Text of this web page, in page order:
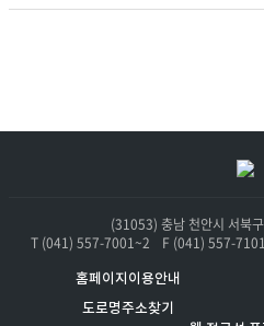
(31053) 충남 천안시 서북
T (041) 557-7001~2
F (041) 557-7101
홈페이지이용안내
도로명주소찾기